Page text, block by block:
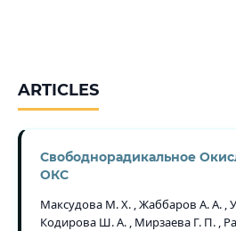
ARTICLES
Свободнорадикальное
ОКС
Максудова М. Х. , Жаббаров А. А. ,
Кодирова Ш. А. , Мирзаева Г. П. ,